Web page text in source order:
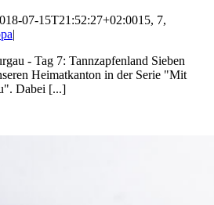
07-15T21:52:27+02:0015, 7,
|
- Tag 7: Tannzapfenland Sieben
Heimatkanton in der Serie "Mit
Dabei [...]